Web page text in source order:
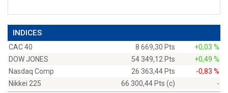
INDICES
CAC 40 8 669,30 Pts
+0,03 %
DOW JONES
54 349,12 Pts
+0,49 %
Nasdaq Comp
26 363,44 Pts
-0,83 %
Nikkei 225
66 300,44 Pts (c) -